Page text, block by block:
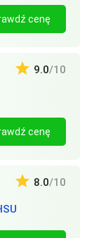
cenę
9.0/10
cenę
8.0/10